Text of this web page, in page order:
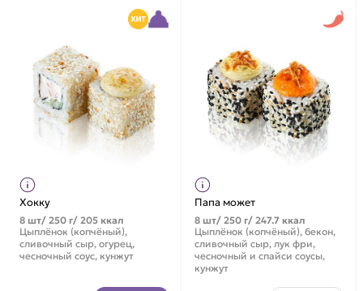
Хокку
8 шт/ 250 г/ 205 ккал
Цыплёнок (копчёный),
сливочный сыр, огурец,
чесночный соус, кунжут
Папа может
8 шт/ 250 г/ 247.7 ккал
Цыплёнок (копчёный), бекон,
сливочный сыр, лук фри,
чесночный и спайси соусы,
кунжут